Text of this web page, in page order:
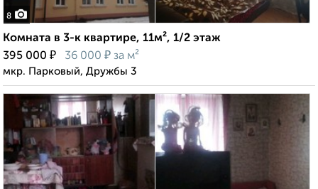
8
Комната в 3-к квартире, 11м², 1/2 этаж
395 000 ₽ 36 000 ₽ за м²
мкр. Парковый, Дружбы 3